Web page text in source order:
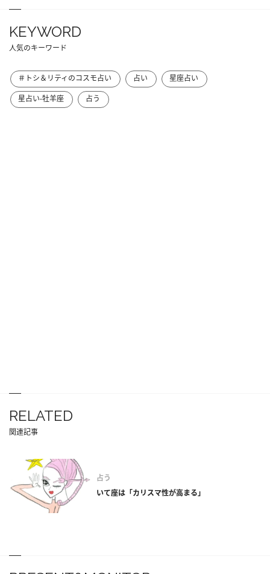
KEYWORD
人気のキーワード
＃トシ＆リティのコスモ占い 占い
星座占い
星占い-牡羊座
占う
RELATED
関連記事
占う
いて座は「カリスマ性が高まる」